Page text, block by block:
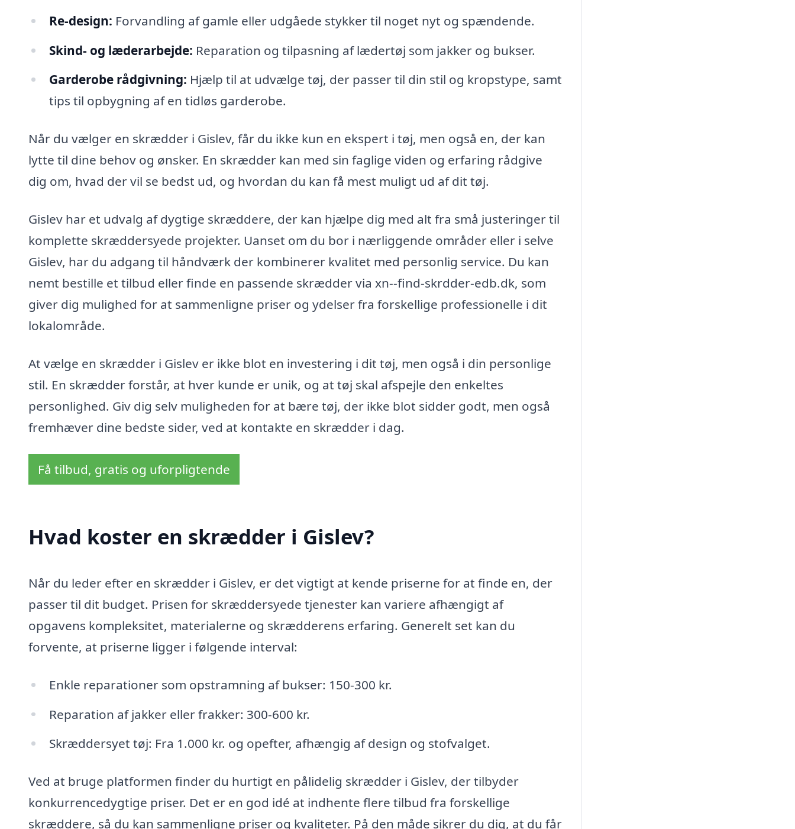
Re-design: Forvandling af gamle eller udgåede stykker til noget nyt og spændende.
Skind- og læderarbejde: Reparation og tilpasning af lædertøj som jakker og bukser.
Garderobe rådgivning: Hjælp til at udvælge tøj, der passer til din stil og kropstype, samt
tips til opbygning af en tidløs garderobe.
Når du vælger en skrædder i Gislev, får du ikke kun en ekspert i tøj, men også en, der kan
lytte til dine behov og ønsker. En skrædder kan med sin faglige viden og erfaring rådgive
dig om, hvad der vil se bedst ud, og hvordan du kan få mest muligt ud af dit tøj.
Gislev har et udvalg af dygtige skræddere, der kan hjælpe dig med alt fra små justeringer til
komplette skræddersyede projekter. Uanset om du bor i nærliggende områder eller i selve
Gislev, har du adgang til håndværk der kombinerer kvalitet med personlig service. Du kan
nemt bestille et tilbud eller finde en passende skrædder via xn--find-skrdder-edb.dk, som
giver dig mulighed for at sammenligne priser og ydelser fra forskellige professionelle i dit
lokalområde.
At vælge en skrædder i Gislev er ikke blot en investering i dit tøj, men også i din personlige
stil. En skrædder forstår, at hver kunde er unik, og at tøj skal afspejle den enkeltes
personlighed. Giv dig selv muligheden for at bære tøj, der ikke blot sidder godt, men også
fremhæver dine bedste sider, ved at kontakte en skrædder i dag.
Få tilbud, gratis og uforpligtende
Hvad koster en skrædder i Gislev?
Når du leder efter en skrædder i Gislev, er det vigtigt at kende priserne for at finde en, der
passer til dit budget. Prisen for skræddersyede tjenester kan variere afhængigt af
opgavens kompleksitet, materialerne og skrædderens erfaring. Generelt set kan du
forvente, at priserne ligger i følgende interval:
Enkle reparationer som opstramning af bukser: 150-300 kr.
Reparation af jakker eller frakker: 300-600 kr.
Skræddersyet tøj: Fra 1.000 kr. og opefter, afhængig af design og stofvalget.
Ved at bruge platformen finder du hurtigt en pålidelig skrædder i Gislev, der tilbyder
konkurrencedygtige priser. Det er en god idé at indhente flere tilbud fra forskellige
skræddere, så du kan sammenligne priser og kvaliteter. På den måde sikrer du dig, at du får